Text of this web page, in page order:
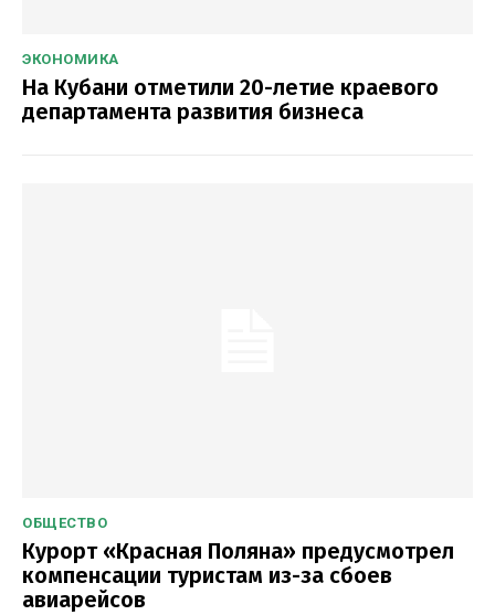
ЭКОНОМИКА
На Кубани отметили 20-летие краевого
департамента развития бизнеса
ОБЩЕСТВО
Курорт «Красная Поляна» предусмотрел
компенсации туристам из-за сбоев
авиарейсов